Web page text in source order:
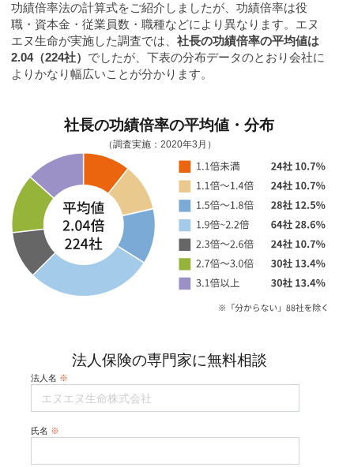
功績倍率法の計算式をご紹介しましたが、功績倍率は役
職・資本金・従業員数・職種などにより異なります。エヌ
エヌ生命が実施した調査では、 社長の功績倍率の平均値は
2.04（224社） でしたが、下表の分布データのとおり会社に
よりかなり幅広いことが分かります。
社長の功績倍率の平均値・分布
（調査実施：2020年3月）
法人保険の専門家に無料相談